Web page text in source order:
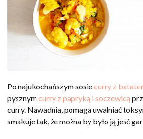
Po najukochańszym sosiecurry z
pysznymcurry z papryką i soczewicą
curry. Nawadnia, pomaga uwalniać
smakuje tak, że można by było ją jeść